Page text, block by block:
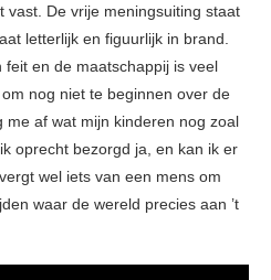
vast. De vrije meningsuiting staat
letterlijk en figuurlijk in brand.
en de maatschappij is veel
nog niet te beginnen over de
me af wat mijn kinderen nog zoal
oprecht bezorgd ja, en kan ik er
wel iets van een mens om
waar de wereld precies aan ’t